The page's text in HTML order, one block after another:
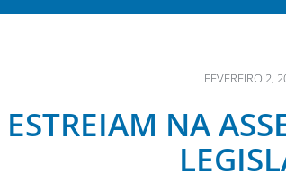
FEVEREIRO 2,
NA